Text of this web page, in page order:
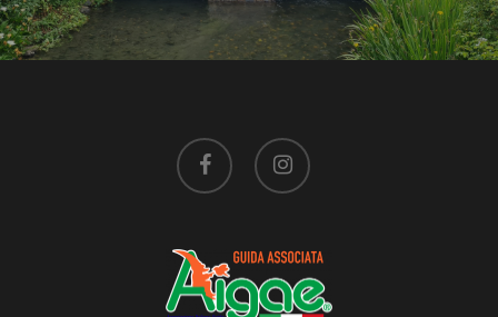
facebook instagram